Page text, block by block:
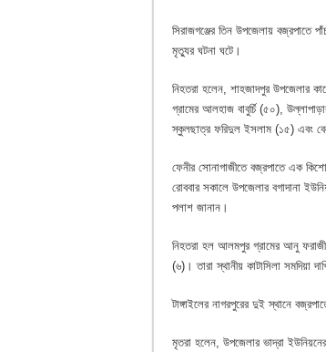
সিরাজগঞ্জের তিন উপজেলায় বজ্রপাতে
মৃত্যুর ঘটনা ঘটে।
নিহতরা হলেন, শাহজাদপুর উপজেলার
গ্রামের আলহাজ বাবুর্চি (৫০),
স্কুলছাত্র ফরিদুল ইসলাম (১৫) এবং
ফেনীর সোনাগাজীতে বজ্রপাতে এক
রোববার সকালে উপজেলার বগাদানা
পলাশ জানান।
নিহতরা হল আলমপুর গ্রামের আনু
(৬)। তারা স্থানীয় কাটাসিলা সমদিয়া
টাঙ্গাইলের নাগরপুরের দুই স্থানে
মৃতরা হলেন, উপজেলার ভাদ্রা